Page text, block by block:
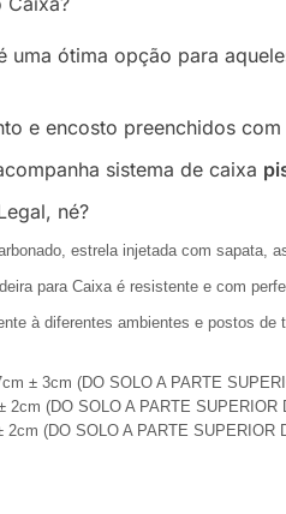
uma ótima opção para
e encosto preenchidos com
sistema de caixa
né?
estrela injetada com sapata,
para Caixa é resistente e com
à diferentes ambientes e postos de
± 3cm (DO SOLO A PARTE
(DO SOLO A PARTE SUPERIOR
(DO SOLO A PARTE SUPERIOR